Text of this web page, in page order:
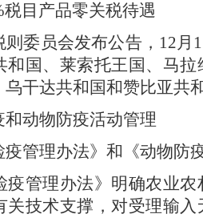
税目产品零关税待遇
委员会发布公告， 12月
和国、莱索托王国、马
干达共和国和赞比亚共
动物防疫活动管理
疫管理办法》和《动物防
疫管理办法》明确农业
关技术支撑，对受理输